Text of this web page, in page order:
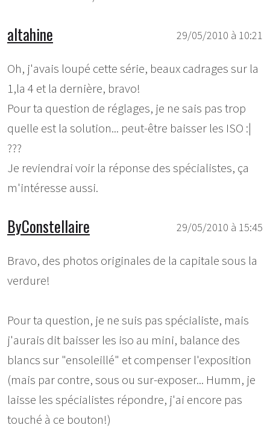
29/05/2010 à 10:21
altahine
Oh, j'avais loupé cette série, beaux cadrages sur la
1,la 4 et la dernière, bravo!
Pour ta question de réglages, je ne sais pas trop
quelle est la solution... peut-être baisser les ISO :|
???
Je reviendrai voir la réponse des spécialistes, ça
m'intéresse aussi.
29/05/2010 à 15:45
ByConstellaire
Bravo, des photos originales de la capitale sous la
verdure!
Pour ta question, je ne suis pas spécialiste, mais
j'aurais dit baisser les iso au mini, balance des
blancs sur "ensoleillé" et compenser l'exposition
(mais par contre, sous ou sur-exposer... Humm, je
laisse les spécialistes répondre, j'ai encore pas
touché à ce bouton!)